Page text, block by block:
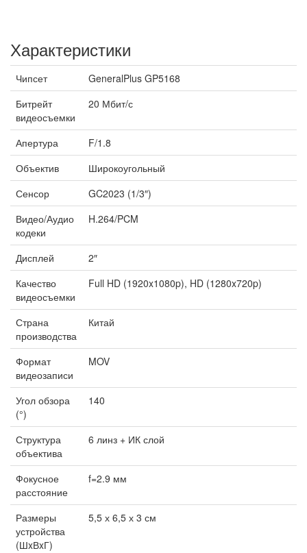
Характеристики
Чипсет
GeneralPlus GP5168
Битрейт
видеосъемки
20 Мбит/с
Апертура
F/1.8
Объектив
Широкоугольный
Сенсор
GC2023 (1/3″)
Видео/Аудио
кодеки
H.264/PCM
Дисплей
2″
Качество
видеосъемки
Full HD (1920x1080p), HD (1280x720p)
Страна
производства
Китай
Формат
видеозаписи
MOV
Угол обзора
(°)
140
Структура
объектива
6 линз + ИК слой
Фокусное
расстояние
f=2.9 мм
Размеры
устройства
(ШxВxГ)
5,5 х 6,5 х 3 см